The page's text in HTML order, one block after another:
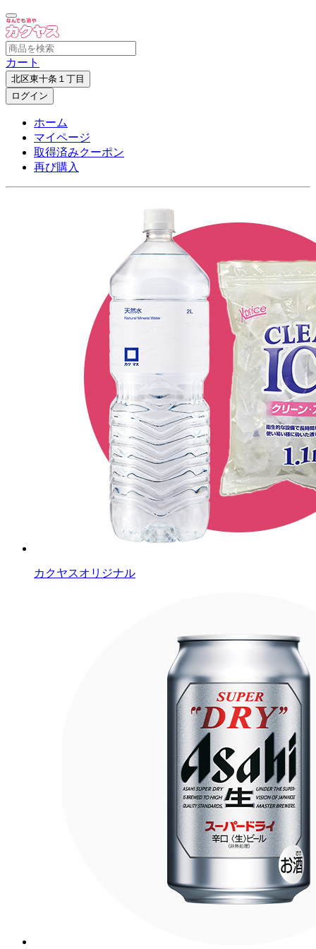
カート
北区東十条１丁目
ログイン
ホーム
マイページ
取得済みクーポン
再び購入
カクヤスオリジナル